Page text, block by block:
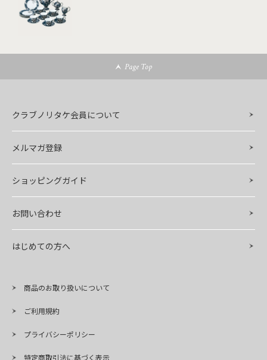
Page Top
クラブノリタケ会員について
メルマガ登録
ショッピングガイド
お問い合わせ
はじめての方へ
商品のお取り扱いについて
ご利用規約
プライバシーポリシー
特定商取引法に基づく表示